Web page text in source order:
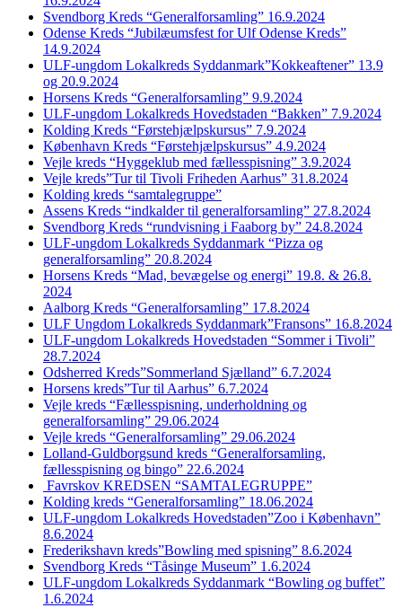
Svendborg Kreds “Generalforsamling” 16.9.2024
Odense Kreds “Jubilæumsfest for Ulf Odense Kreds”
14.9.2024
ULF-ungdom Lokalkreds Syddanmark”Kokkeaftener” 13.9
og 20.9.2024
Horsens Kreds “Generalforsamling” 9.9.2024
ULF-ungdom Lokalkreds Hovedstaden “Bakken” 7.9.2024
Kolding Kreds “Førstehjælpskursus” 7.9.2024
København Kreds “Førstehjælpskursus” 4.9.2024
Vejle kreds “Hyggeklub med fællesspisning” 3.9.2024
Vejle kreds”Tur til Tivoli Friheden Aarhus” 31.8.2024
Kolding kreds “samtalegruppe”
Assens Kreds “indkalder til generalforsamling” 27.8.2024
Svendborg Kreds “rundvisning i Faaborg by” 24.8.2024
ULF-ungdom Lokalkreds Syddanmark “Pizza og
generalforsamling” 20.8.2024
Horsens Kreds “Mad, bevægelse og energi” 19.8. & 26.8.
2024
Aalborg Kreds “Generalforsamling” 17.8.2024
ULF Ungdom Lokalkreds Syddanmark”Fransons” 16.8.2024
ULF-ungdom Lokalkreds Hovedstaden “Sommer i Tivoli”
28.7.2024
Odsherred Kreds”Sommerland Sjælland” 6.7.2024
Horsens kreds”Tur til Aarhus” 6.7.2024
Vejle kreds “Fællesspisning, underholdning og
generalforsamling” 29.06.2024
Vejle kreds “Generalforsamling” 29.06.2024
Lolland-Guldborgsund kreds “Generalforsamling,
fællesspisning og bingo” 22.6.2024
Favrskov KREDSEN “SAMTALEGRUPPE”
Kolding kreds “Generalforsamling” 18.06.2024
ULF-ungdom Lokalkreds Hovedstaden”Zoo i København”
8.6.2024
Frederikshavn kreds”Bowling med spisning” 8.6.2024
Svendborg Kreds “Tåsinge Museum” 1.6.2024
ULF-ungdom Lokalkreds Syddanmark “Bowling og buffet”
1.6.2024